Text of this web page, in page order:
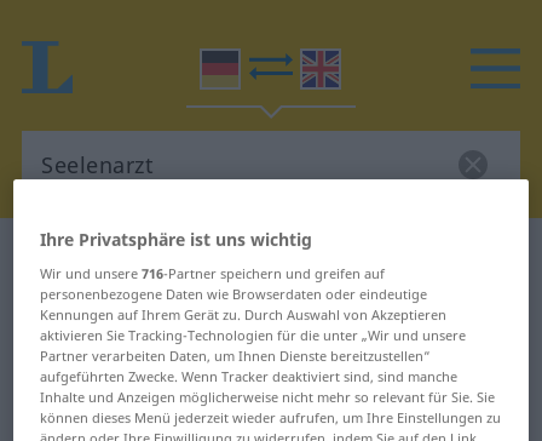
Deutsch-Englisch Wörterbuch
Deutsch-Englisch Übersetzung für
"Seelenarzt"
"Seelenarzt" Englisch Übersetzung
Ihre Privatsphäre ist uns wichtig
Wir und unsere716-Partner speichern und greifen auf
personenbezogene Daten wie Browserdaten oder eindeutige
Kennungen auf Ihrem Gerät zu. Durch Auswahl von Akzeptieren
aktivieren Sie Tracking-Technologien für die unter „Wir und unsere
Partner verarbeiten Daten, um Ihnen Dienste bereitzustellen“
aufgeführten Zwecke. Wenn Tracker deaktiviert sind, sind manche
Inhalte und Anzeigen möglicherweise nicht mehr so relevant für Sie. Sie
können dieses Menü jederzeit wieder aufrufen, um Ihre Einstellungen zu